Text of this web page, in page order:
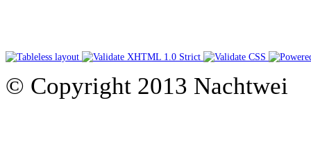
© Copyright 2013 Nachtwei